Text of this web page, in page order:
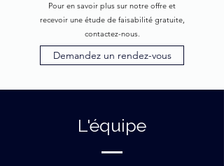
Pour en savoir plus sur notre offre et
recevoir une étude de faisabilité gratuite,
contactez-nous.
Demandez un rendez-vous
L'équipe